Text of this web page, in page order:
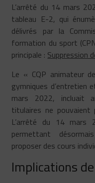
L’arrêté du 14 mars
tableau E-2, qui
délivrés par la
formation du sport
principale : Suppression
Le « CQP animateur
gymniques d’entretien
mars 2022, incluait
titulaires ne pouvaient
L’arrêté du 14 mars
permettant
proposer des cours
Implications